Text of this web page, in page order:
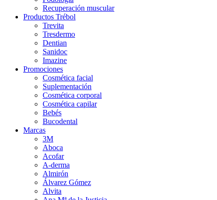
Recuperación muscular
Productos Trébol
Trevita
Tresdermo
Dentian
Sanidoc
Imazine
Promociones
Cosmética facial
Suplementación
Cosmética corporal
Cosmética capilar
Bebés
Bucodental
Marcas
3M
Aboca
Acofar
A-derma
Almirón
Álvarez Gómez
Alvita